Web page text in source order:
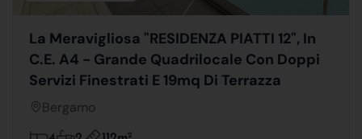
La Meravigliosa "RESIDENZA PIATTI 12", In
C.E. A4 - Grande Quadrilocale Con Doppi
Servizi Finestrati E 19mq Di Terrazza
Bergamo
2